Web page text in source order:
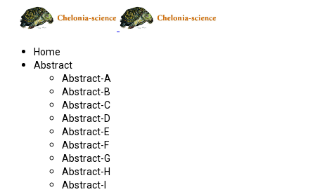
Home
Abstract
Abstract-A
Abstract-B
Abstract-C
Abstract-D
Abstract-E
Abstract-F
Abstract-G
Abstract-H
Abstract-I